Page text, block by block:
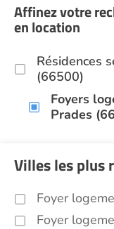
Affinez votre
en location
Résidences
(66500)
Foyers
Prades
Villes les plus
Foyer
Foyer